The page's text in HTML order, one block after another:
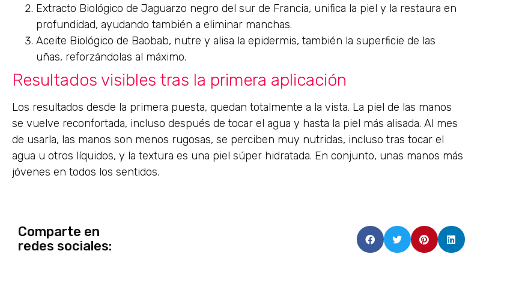
Extracto Biológico de Jaguarzo negro del sur de Francia, unifica la piel y la restaura en
profundidad, ayudando también a eliminar manchas.
Aceite Biológico de Baobab, nutre y alisa la epidermis, también la superficie de las
uñas, reforzándolas al máximo.
Resultados visibles tras la primera aplicación
Los resultados desde la primera puesta, quedan totalmente a la vista. La piel de las manos
se vuelve reconfortada, incluso después de tocar el agua y hasta la piel más alisada. Al mes
de usarla, las manos son menos rugosas, se perciben muy nutridas, incluso tras tocar el
agua u otros líquidos, y la textura es una piel súper hidratada. En conjunto, unas manos más
jóvenes en todos los sentidos.
Comparte en
redes sociales: